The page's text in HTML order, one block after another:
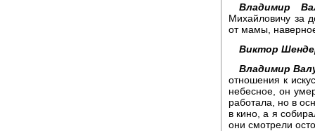
Владимир
Михайловичу за
от мамы,
Виктор
Владимир
отношения к
небесное, он
работала, но в
в кино, а я
они смотрели